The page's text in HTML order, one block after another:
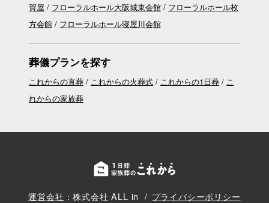
賀屋
フローラルホール大阪城東会館
フローラルホール枚
方会館
フローラルホール寝屋川会館
葬儀プランを探す
これからの直葬 これからの火葬式 これからの1日葬
こ
れからの家族葬
運営会社 ：株式会社 ALL in プライバシーポリシー